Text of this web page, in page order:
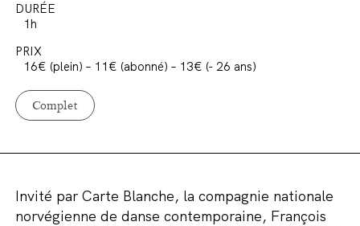
DURÉE
1h
PRIX
16€ (plein) – 11€ (abonné) – 13€ (- 26 ans)
Complet
Invité par Carte Blanche, la compagnie nationale
norvégienne de danse contemporaine, François